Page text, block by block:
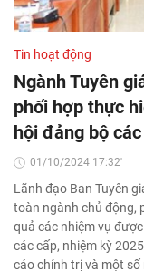
Tin hoạt động
Ngành Tuyên
phối hợp thực
hội đảng bộ
01/10/2024 17:32'
Lãnh đạo Ban Tuyên
toàn ngành chủ động,
quả các nhiệm vụ
các cấp, nhiệm kỳ
cáo chính trị và một